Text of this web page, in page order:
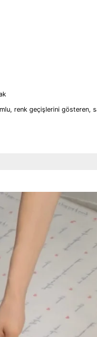
renk geçişlerini